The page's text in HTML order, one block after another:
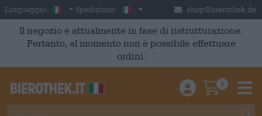
Skip to main content
Linguaggio: Italian
Spedizione: Italia shop@bierothek.de
Il negozio è attualmente in fase di ristrutturazione.
Pertanto, al momento non è possibile effettuare
ordini.
Einloggen /
0